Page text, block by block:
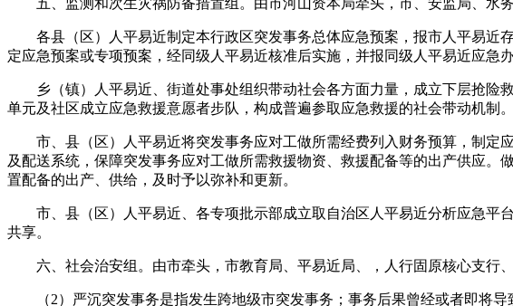
五、监测和次生灾祸防备措置组。由市河山资本局牵头，市、安监局、水
各县（区）人平易近制定本行政区突发事务总体应急预案，报市人平易近
定应急预案或专项预案，经同级人平易近核准后实施，并报同级人平易近应急
乡（镇）人平易近、街道处事处组织带动社会各方面力量，成立下层抢险
单元及社区成立应急救援意愿者步队，构成普遍参取应急救援的社会带动机制。
市、县（区）人平易近将突发事务应对工做所需经费列入财务预算，制定
及配送系统，保障突发事务应对工做所需救援物资、救援配备等的出产供应
置配备的出产、供给，及时予以弥补和更新。
市、县（区）人平易近、各专项批示部成立取自治区人平易近分析应急平
共享。
六、社会治安组。由市牵头，市教育局、平易近局、，人行固原核心支行、
（2）严沉突发事务是指发生跨地级市突发事务；事务后果曾经或者即将导